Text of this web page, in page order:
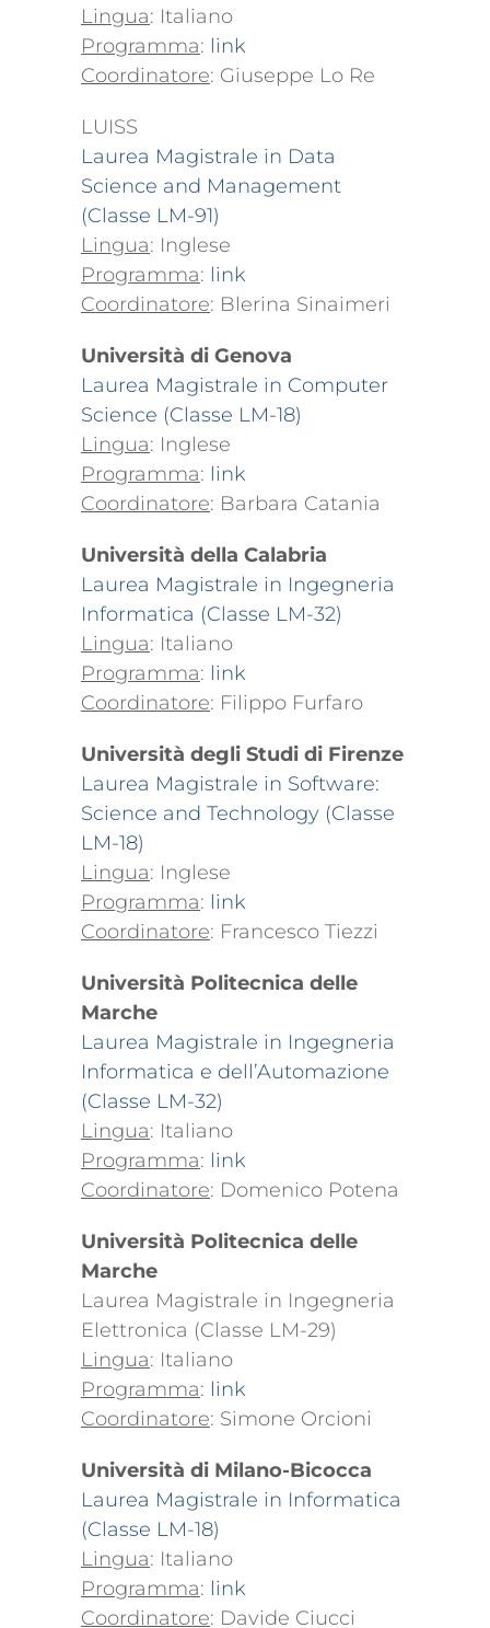
Lingua: Italiano
Programma: link
Coordinatore: Giuseppe Lo Re
LUISS
Laurea Magistrale in Data
Science and Management
(Classe LM-91)
Lingua: Inglese
Programma: link
Coordinatore: Blerina Sinaimeri
Università di Genova
Laurea Magistrale in Computer
Science (Classe LM-18)
Lingua: Inglese
Programma: link
Coordinatore: Barbara Catania
Università della Calabria
Laurea Magistrale in Ingegneria
Informatica (Classe LM-32)
Lingua: Italiano
Programma: link
Coordinatore: Filippo Furfaro
Università degli Studi di Firenze
Laurea Magistrale in Software:
Science and Technology (Classe
LM-18)
Lingua: Inglese
Programma: link
Coordinatore: Francesco Tiezzi
Università Politecnica delle
Marche
Laurea Magistrale in Ingegneria
Informatica e dell’Automazione
(Classe LM-32)
Lingua: Italiano
Programma: link
Coordinatore: Domenico Potena
Università Politecnica delle
Marche
Laurea Magistrale in Ingegneria
Elettronica (Classe LM-29)
Lingua: Italiano
Programma: link
Coordinatore: Simone Orcioni
Università di Milano-Bicocca
Laurea Magistrale in Informatica
(Classe LM-18)
Lingua: Italiano
Programma: link
Coordinatore: Davide Ciucci